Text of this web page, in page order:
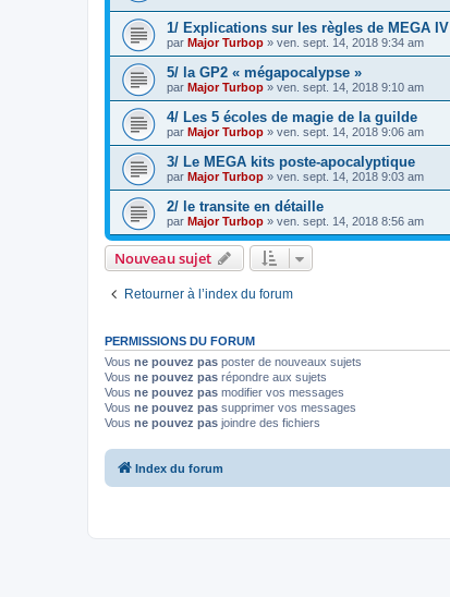
1/ Explications sur les règles de MEGA IV
par Major Turbop » ven. sept. 14, 2018 9:34 am
5/ la GP2 « mégapocalypse »
par Major Turbop » ven. sept. 14, 2018 9:10 am
4/ Les 5 écoles de magie de la guilde
par Major Turbop » ven. sept. 14, 2018 9:06 am
3/ Le MEGA kits poste-apocalyptique
par Major Turbop » ven. sept. 14, 2018 9:03 am
2/ le transite en détaille
par Major Turbop » ven. sept. 14, 2018 8:56 am
Nouveau sujet
Retourner à l’index du forum
PERMISSIONS DU FORUM
Vous ne pouvez pas poster de nouveaux sujets
Vous ne pouvez pas répondre aux sujets
Vous ne pouvez pas modifier vos messages
Vous ne pouvez pas supprimer vos messages
Vous ne pouvez pas joindre des fichiers
Index du forum